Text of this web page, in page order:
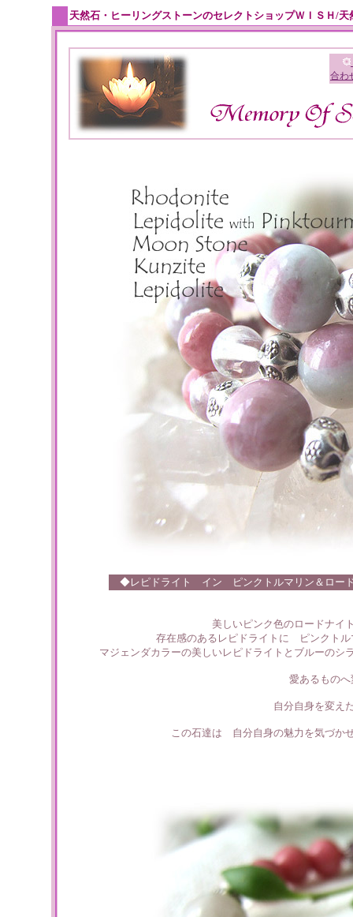
天然石・ヒーリングストーンのセレクトショップＷＩＳＨ/
合わ
◆レピドライト イン ピンクトルマリン＆ ロー
美しいピンク色のロードナ
存在感のあるレピドライトに ピンクト
マジェンダカラーの美しいレピドライトとブルーの
愛あるもの
自分自身を変え
この石達は 自分自身の魅力を気づか